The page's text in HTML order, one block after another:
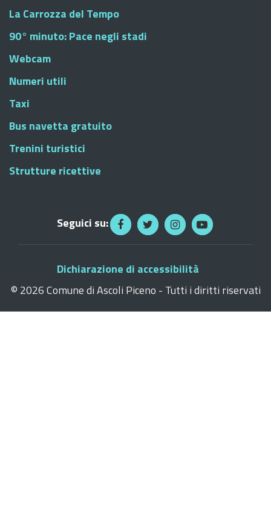
La Carrozza del Tempo
90° minuto: Pace negli stadi
Webcam
Numeri utili
Taxi
Bus navetta gratuito
Trenini turistici
Strutture ricettive
Seguici su:
Dichiarazione di accessibilità
© 2026 Comune di Ascoli Piceno - Tutti i diritti riservati